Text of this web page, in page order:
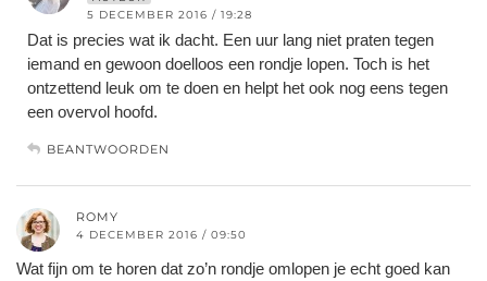
5 DECEMBER 2016 / 19:28
Dat is precies wat ik dacht. Een uur lang niet praten tegen
iemand en gewoon doelloos een rondje lopen. Toch is het
ontzettend leuk om te doen en helpt het ook nog eens tegen
een overvol hoofd.
BEANTWOORDEN
ROMY
4 DECEMBER 2016 / 09:50
Wat fijn om te horen dat zo’n rondje omlopen je echt goed kan